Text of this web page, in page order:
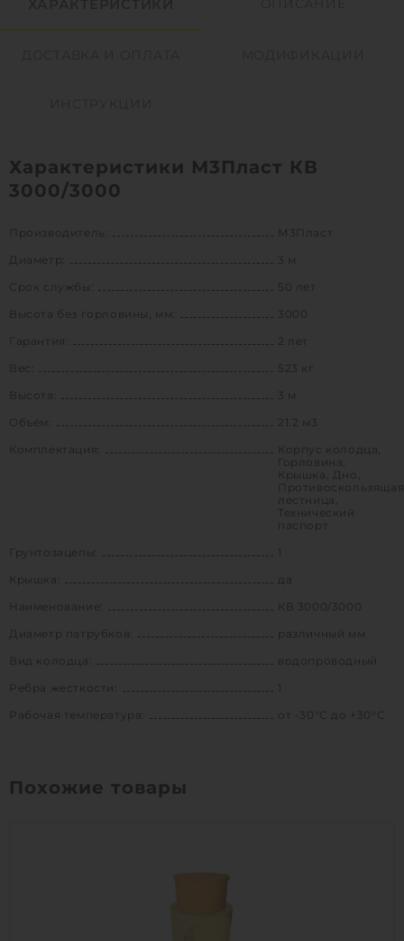
Характеристики М3Пласт КВ
3000/3000
Производитель:
М3Пласт
Диаметр:
3 м
Срок службы:
50 лет
Высота без горловины, мм:
3000
Гарантия:
2 лет
523 кг
Высота:
3 м
Объём:
21.2 м3
Комплектация:
Корпус колодца,
Горловина,
Крышка, Дно,
Противоскользящая
лестница,
Технический
паспорт
Грунтозацепы:
1
Крышка:
да
Наименование:
КВ 3000/3000
Диаметр патрубков:
различный мм
Вид колодца:
водопроводный
Ребра жесткости:
1
Рабочая температура:
от -30°C до +30°C
Похожие товары